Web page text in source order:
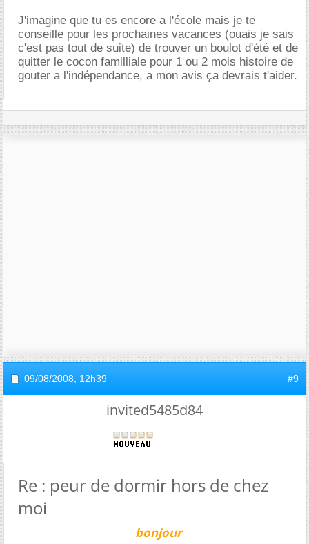
J'imagine que tu es encore a l'école mais je te
conseille pour les prochaines vacances (ouais je sais
c'est pas tout de suite) de trouver un boulot d'été et de
quitter le cocon familliale pour 1 ou 2 mois histoire de
gouter a l'indépendance, a mon avis ça devrais t'aider.
09/08/2008, 12h39 #9
invited5485d84
Re : peur de dormir hors de chez
moi
bonjour